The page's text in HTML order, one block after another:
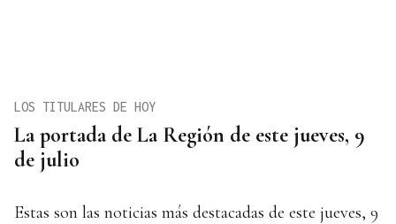
La portada de La Región de este jueves, 9
de julio
LOS TITULARES DE HOY
Estas son las noticias más destacadas de este jueves, 9